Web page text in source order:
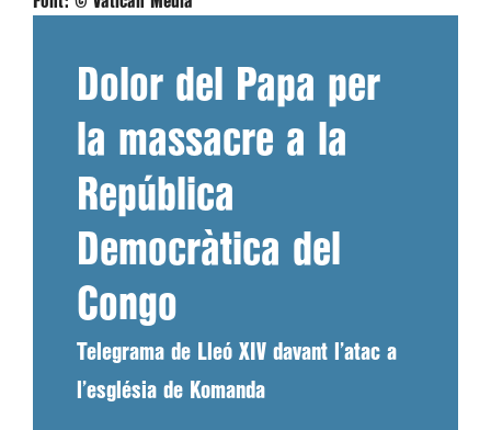
Dolor del Papa per
la massacre a la
República
Democràtica del
Congo
Telegrama de Lleó XIV davant l’atac a
l’església de Komanda